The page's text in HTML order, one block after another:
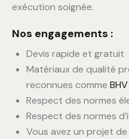
exécution soignée.
Nos engagements :
Devis rapide et gratuit
Matériaux de qualité
reconnues comme BHV
Respect des normes
Respect des normes
Vous avez un projet